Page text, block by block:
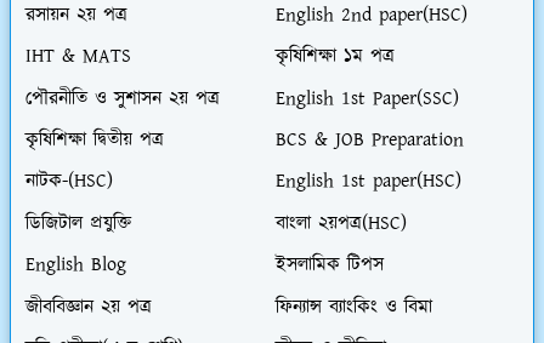
রসায়ন ২য় পত্র
English 2nd paper(HSC)
IHT & MATS
কৃষিশিক্ষা ১ম পত্র
পৌরনীতি ও সুশাসন ২য় পত্র
English 1st Paper(SSC)
কৃষিশিক্ষা দ্বিতীয় পত্র
BCS & JOB Preparation
নাটক-(HSC)
English 1st paper(HSC)
ডিজিটাল প্রযুক্তি
বাংলা ২য়পত্র(HSC)
English Blog
ইসলামিক টিপস
জীববিজ্ঞান ২য় পত্র
ফিন্যান্স ব্যাংকিং ও বিমা